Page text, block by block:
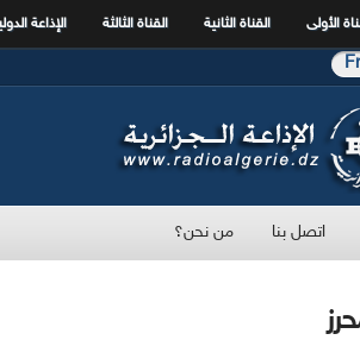
الأولى القناة الثانية القناة الثالثة الإذاعة
اتصل بنا من نحن؟